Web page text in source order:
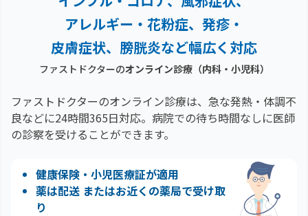
アレルギー・花粉症、 発疹・
皮膚症状、膀胱炎など幅広く対応
ファストドクターのオンライン診療（内科・小児科）
ファストドクターのオンライン診療は、急な発熱・体調不
良などに24時間365日対応。 病院での待ち時間なしに医師
の診察を受けることができます。
健康保険・小児医療証が適用
薬は配送 またはお近くの薬局で受け取
り